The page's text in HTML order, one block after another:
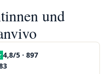
und
4,8/5 · 897